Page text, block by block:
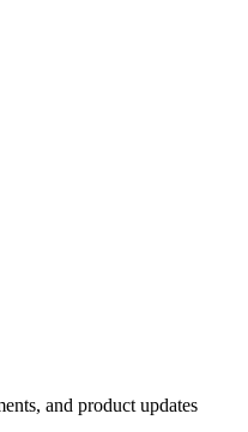
and product updates